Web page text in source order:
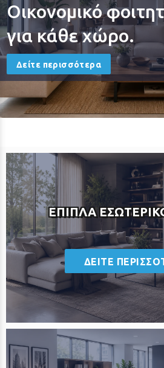
Οικονομικό
για κάθε χώρο.
Δείτε περισσότερα
ΕΠΙΠΛΑ
ΔΕΙΤΕ